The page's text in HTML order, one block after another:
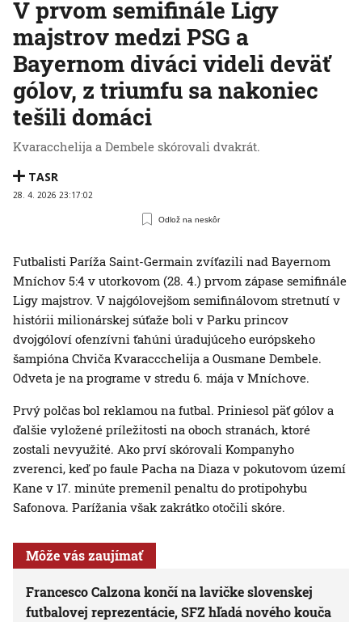
V prvom semifinále Ligy
majstrov medzi PSG a
Bayernom diváci videli deväť
gólov, z triumfu sa nakoniec
tešili domáci
Kvaracchelija a Dembele skórovali dvakrát.
TASR
28. 4. 2026 23:17:02
Odlož na neskôr
Futbalisti Paríža Saint-Germain zvíťazili nad Bayernom
Mníchov 5:4 v utorkovom (28. 4.) prvom zápase semifinále
Ligy majstrov. V najgólovejšom semifinálovom stretnutí v
histórii milionárskej súťaže boli v Parku princov
dvojgóloví ofenzívni ťahúni úradujúceho európskeho
šampióna Chviča Kvaraccchelija a Ousmane Dembele.
Odveta je na programe v stredu 6. mája v Mníchove.
Prvý polčas bol reklamou na futbal. Priniesol päť gólov a
ďalšie vyložené príležitosti na oboch stranách, ktoré
zostali nevyužité. Ako prví skórovali Kompanyho
zverenci, keď po faule Pacha na Diaza v pokutovom území
Kane v 17. minúte premenil penaltu do protipohybu
Safonova. Parížania však zakrátko otočili skóre.
Môže vás zaujímať
Francesco Calzona končí na lavičke slovenskej
futbalovej reprezentácie, SFZ hľadá nového kouča